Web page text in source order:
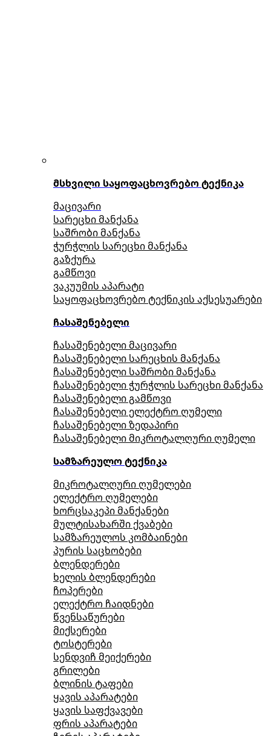
მსხვილი საყოფაცხოვრებო ტექნიკა
მაცივარი
სარეცხი მანქანა
საშრობი მანქანა
ჭურჭლის სარეცხი მანქანა
გაზქურა
გამწოვი
ვაკუუმის აპარატი
საყოფაცხოვრებო ტექნიკის აქსესუარები
ჩასაშენებელი
ჩასაშენებელი მაცივარი
ჩასაშენებელი სარეცხის მანქანა
ჩასაშენებელი საშრობი მანქანა
ჩასაშენებელი ჭურჭლის სარეცხი მანქანა
ჩასაშენებელი გამწოვი
ჩასაშენებელი ელექტრო ღუმელი
ჩასაშენებელი ზედაპირი
ჩასაშენებელი მიკროტალღური ღუმელი
სამზარეულო ტექნიკა
მიკროტალღური ღუმელები
ელექტრო ღუმელები
ხორცსაკეპი მანქანები
მულტისახარში ქვაბები
სამზარეულოს კომბაინები
პურის საცხობები
ბლენდერები
ხელის ბლენდერები
ჩოპერები
ელექტრო ჩაიდნები
წვენსაწურები
მიქსერები
ტოსტერები
სენდვიჩ მეიქერები
გრილები
ბლინის ტაფები
ყავის აპარატები
ყავის საფქვავები
ფრის აპარატები